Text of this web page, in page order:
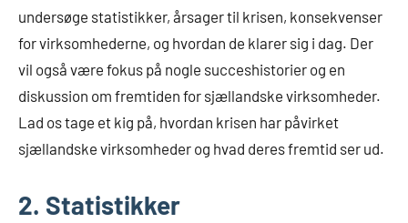
undersøge statistikker, årsager til krisen, konsekvenser
for virksomhederne, og hvordan de klarer sig i dag. Der
vil også være fokus på nogle succeshistorier og en
diskussion om fremtiden for sjællandske virksomheder.
Lad os tage et kig på, hvordan krisen har påvirket
sjællandske virksomheder og hvad deres fremtid ser ud.
2. Statistikker